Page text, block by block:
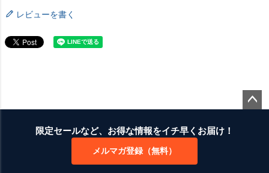
レビューを書く
限定セールなど、お得な情報をイチ早くお届け！
メルマガ登録（無料）